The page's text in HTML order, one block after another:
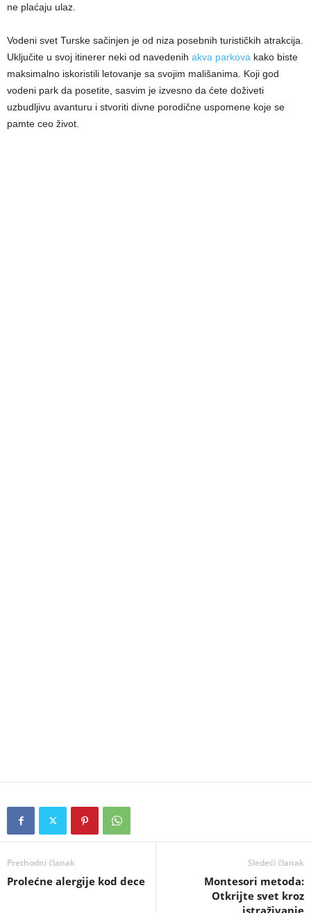
ne plaćaju ulaz.
Vodeni svet Turske sačinjen je od niza posebnih turističkih atrakcija.
Uključite u svoj itinerer neki od navedenih akva parkova kako biste
maksimalno iskoristili letovanje sa svojim mališanima. Koji god
vodeni park da posetite, sasvim je izvesno da ćete doživeti
uzbudljivu avanturu i stvoriti divne porodične uspomene koje se
pamte ceo život.
Prethodni članak
Prolećne alergije kod dece
Sledeći članak
Montesori metoda:
Otkrijte svet kroz
istraživanje